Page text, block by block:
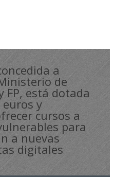
a
de
FP, está dotada
y
cursos a
para
a nuevas
digitales